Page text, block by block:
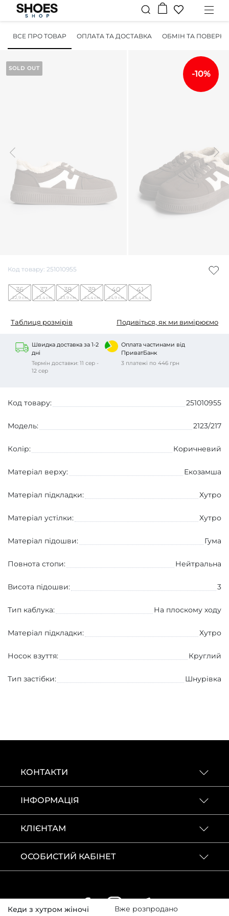
ВСЕ ПРО ТОВАР ОПЛАТА ТА ДОСТАВКА ОБМІН ТА
-10%
SOLD OUT
Код товару: 251010955
36
22,9 см
37
23,4 см
38
23,9 см
39
24,4 см
40
24,9 см
41
25,4 см
Таблиця розмірів Подивіться, як ми вимірюємо
Кеди з хутром жіночі Вже розпродано
Швидка доставка за 1-2
дні
Термін доставки: 11 сер -
12 сер
Оплата частинами від
ПриватБанк
3 платежі по 446 грн
Код товару: 251010955
Модель: 2123/217
Колір: Коричневий
Матеріал верху: Екозамша
Матеріал підкладки: Хутро
Матеріал устілки: Хутро
Матеріал підошви: Гума
Повнота стопи: Нейтральна
Висота підошви: 3
Тип каблука: На плоскому ходу
Матеріал підкладки: Хутро
Носок взуття: Круглий
Тип застібки: Шнурівка
КОНТАКТИ
ІНФОРМАЦІЯ
КЛІЄНТАМ
ОСОБИСТИЙ КАБІНЕТ